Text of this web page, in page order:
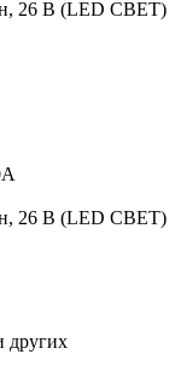
26 В (LED СВЕТ)
26 В (LED СВЕТ)
других